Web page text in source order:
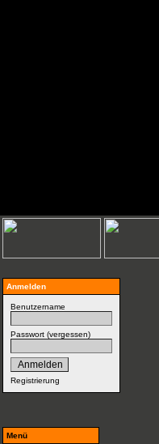
Anmelden
Benutzername
Passwort (vergessen)
Registrierung
Menü